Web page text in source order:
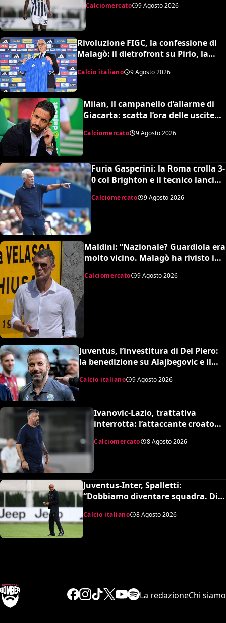
Calciomercato 9 Agosto 2026
Rivoluzione FIGC, la confessione di
Malagò: il dietrofront su Pirlo, la
scelta Mancini e il nuovo volto
dell’Italia
Calcio italiano 9 Agosto 2026
Milan, il campanello d’allarme di
Giacarta: scatta l’ora delle uscite
Calciomercato 9 Agosto 2026
Furia Gasperini: la Roma crolla 3-
0 col Brighton e il tecnico lancia
l’allarme mercato
Calciomercato 9 Agosto 2026
Maldini: “Nazionale? Guardiola era
molto vicino. Malagò ha rivisto i
Calciomercato 9 Agosto 2026
Juventus, l’investitura di Del Piero:
la benedizione su Alajbegovic e il
fattore Spalletti per il ritorno in alto
Calcio italiano 9 Agosto 2026
Ivanovic-Lazio, trattativa
interrotta: l’attaccante croato
Calciomercato 8 Agosto 2026
Juventus-Inter, Spalletti:
“Dobbiamo diventare squadra. Di
Gregorio? Cose che possono
capitare”
Calcio italiano 8 Agosto 2026
La redazioneChi siamo